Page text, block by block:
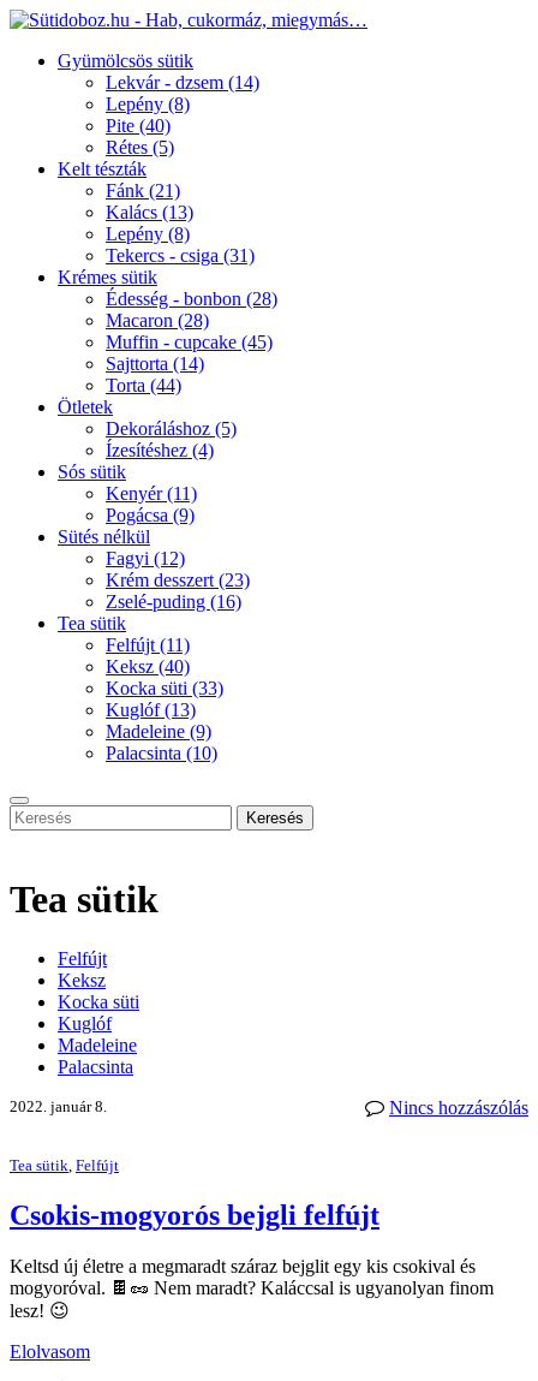
Gyümölcsös sütik
Lekvár - dzsem (14)
Lepény (8)
Pite (40)
Rétes (5)
Kelt tészták
Fánk (21)
Kalács (13)
Lepény (8)
Tekercs - csiga (31)
Krémes sütik
Édesség - bonbon (28)
Macaron (28)
Muffin - cupcake (45)
Sajttorta (14)
Torta (44)
Ötletek
Dekoráláshoz (5)
Ízesítéshez (4)
Sós sütik
Kenyér(11)
Pogácsa (9)
Sütés nélkül
Fagyi (12)
Krém desszert (23)
Zselé-puding (16)
Tea sütik
Felfújt (11)
Keksz (40)
Kocka süti (33)
Kuglóf(13)
Madeleine (9)
Palacsinta (10)
Keresés
Tea sütik
Felfújt
Keksz
Kocka süti
Kuglóf
Madeleine
Palacsinta
Nincs hozzászólás
2022. január 8.
Tea sütik, Felfújt
Csokis-mogyorós bejgli felfújt
Keltsd új életre a megmaradt száraz bejglit egy kis csokival és
mogyoróval. 🍫🥜 Nem maradt? Kaláccsal is ugyanolyan finom
lesz! 😉
Elolvasom